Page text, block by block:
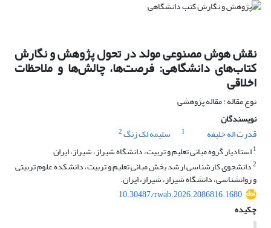
نقش هوش مصنوعی مولد در تحول پژوهش و نگارش
کتاب‌های دانشگاهی: فرصت‌ها، چالش‌ها و ملاحظات
اخلاقی
نوع مقاله : مقاله پژوهشی
نویسندگان
قدرت اله خلیفه
1 سلیمه لک زنگ2
1استادیار گروه مبانی تعلیم و تربیت، دانشگاه شیراز، شیراز، ایران
2دانشجوی کارشناسی ارشد بخش مبانی تعلیم و تربیت، دانشکده علوم تربیتی
و روانشناسی، دانشگاه شیراز، شیراز، ایران.
10.30487/rwab.2026.2086816.1680
چکیده